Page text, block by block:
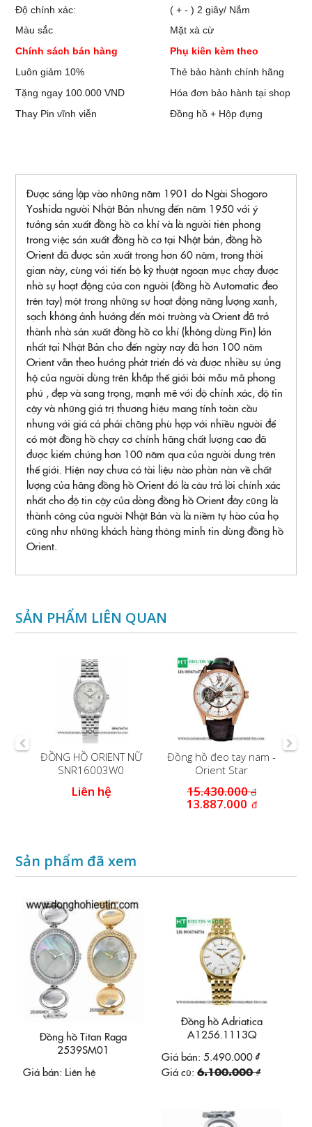
Độ chính xác:
( + - ) 2 giây/ Nắm
Màu sắc
Mặt xà cừ
Chính sách bán hàng
Phụ kiên kèm theo
Luôn giảm 10%
Thẻ bảo hành chính hãng
Tặng ngay 100.000 VND
Hóa đơn bảo hành tại shop
Thay Pin vĩnh viễn
Đồng hồ + Hộp đựng
Được sáng lập vào những năm 1901 do Ngài Shogoro
Yoshida người Nhật Bản nhưng đến năm 1950 với ý
tưởng sản xuất đồng hồ cơ khí và là người tiên phong
trong việc sản xuất đồng hồ cơ tại Nhật bản, đồng hồ
Orient đã được sản xuất trong hơn 60 năm, trong thời
gian này, cùng với tiến bộ kỹ thuật ngoạn mục chạy được
nhờ sự hoạt động của con người (đồng hồ Automatic đeo
trên tay) một trong những sự hoạt động năng lượng xanh,
sạch không ảnh hưởng đến môi trường và Orient đã trở
thành nhà sản xuất đồng hồ cơ khí (không dùng Pin) lớn
nhất tại Nhật Bản cho đến ngày nay đã hơn 100 năm
Orient vẫn theo hướng phát triển đó và được nhiều sự ủng
hộ của người dùng trên khắp thế giới bởi mẫu mã phong
phú , đẹp và sang trọng, mạnh mẽ với độ chính xác, độ tin
cậy và những giá trị thương hiệu mang tính toàn cầu
nhưng với giá cả phải chăng phù hợp với nhiều người để
có một đồng hồ chạy cơ chính hãng chất lượng cao đã
được kiểm chúng hơn 100 năm qua của người dung trên
thế giới. Hiện nay chưa có tài liệu nào phàn nàn về chất
lượng của hãng đồng hồ Orient đó là câu trả lời chính xác
nhất cho độ tin cậy của dòng đồng hồ Orient đây cũng là
thành công của người Nhật Bản và là niềm tự hào của họ
cũng như những khách hàng thông minh tin dùng đồng hồ
Orient.
SẢN PHẨM LIÊN QUAN
ĐỒNG HỒ ORIENT NỮ
SNR16003W0
Liên hệ
Đồng hồ đeo tay nam -
Orient Star
15.430.000đ
13.887.000 đ
Sản phẩm đã xem
Đồng hồ Titan Raga
2539SM01
Giá bán: Liên hệ
Đồng hồ Adriatica
A1256.1113Q
Giá bán: 5.490.000 ₫
Giá cũ: 6.100.000 ₫